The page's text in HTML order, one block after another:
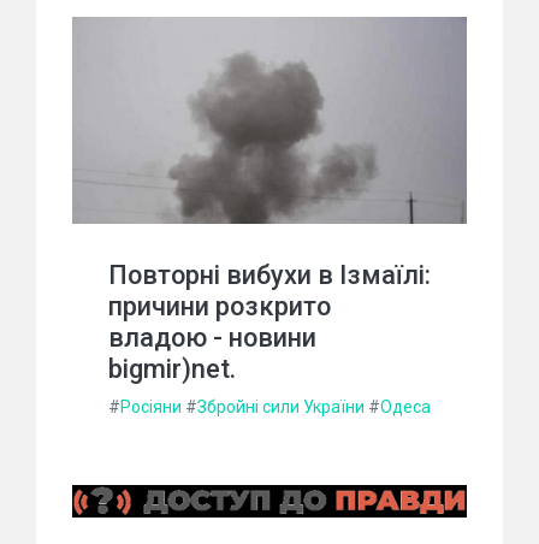
Повторні вибухи в Ізмаїлі:
причини розкрито
владою - новини
bigmir)net.
#Росіяни #Збройні сили України #Одеса